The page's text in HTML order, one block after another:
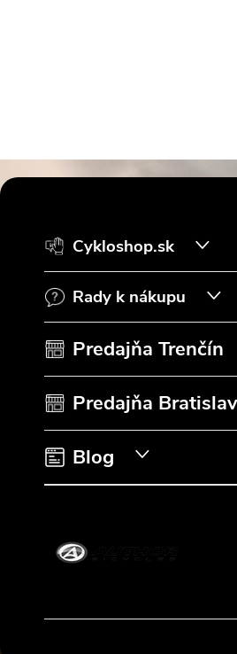
Z
Cykloshop.sk
Rady k nákupu
Predajňa Trenčín
Predajňa
Blog